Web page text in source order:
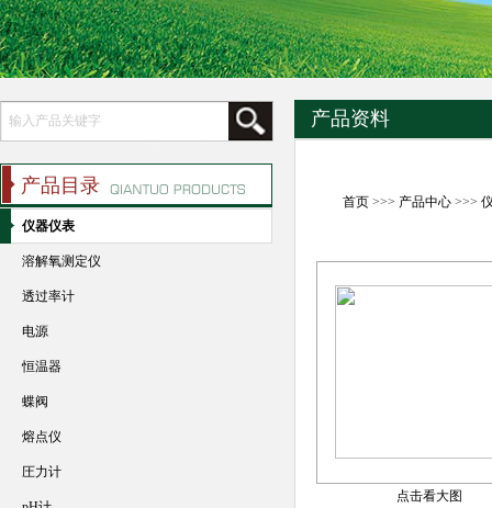
产品资料
首页>>> 产品中心>>>
点击看大图
产品目录
仪器仪表
溶解氧测定仪
透过率计
电源
恒温器
蝶阀
熔点仪
圧力计